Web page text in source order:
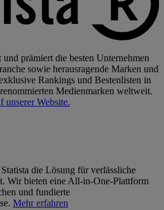
prämiert die besten Unternehmen
sowie herausragende Marken und
Rankings und Bestenlisten in
Medienmarken weltweit.
unserer Website.
die Lösung für verlässliche
Wir bieten eine All-in-One-Plattform
und fundierte
Mehr erfahren